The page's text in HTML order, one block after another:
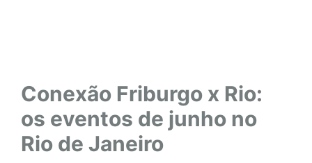
Conexão Friburgo x Rio:
os eventos de junho no
Rio de Janeiro